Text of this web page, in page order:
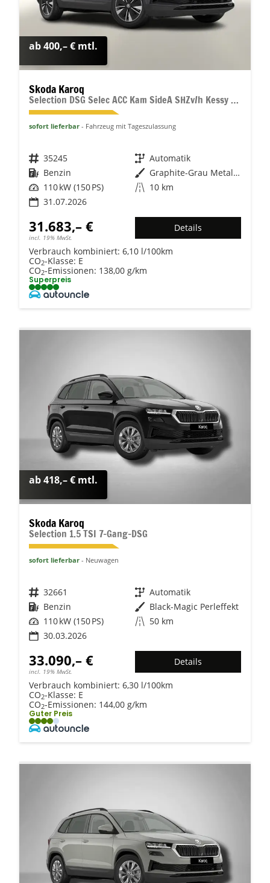
ab 400,– € mtl.
Skoda Karoq
Selection DSG Selec ACC Kam SideA SHZv/h Kessy SunS
sofort lieferbar Fahrzeug mit Tageszulassung
Fahrzeugnr. 35245 Getriebe Automatik
Kraftstoff Benzin Außenfarbe
Graphite-Grau Metallic
Leistung 110 kW (150 PS) Kilometerstand 10 km
31.07.2026
31.683,– €
incl. 19% MwSt.
Details
Verbrauch kombiniert: 6,10 l/100km
CO2-Klasse: E
CO2-Emissionen: 138,00 g/km
Superpreis
ab 418,– € mtl.
Skoda Karoq
Selection 1.5 TSI 7-Gang-DSG
sofort lieferbar Neuwagen
Fahrzeugnr. 32661 Getriebe Automatik
Kraftstoff Benzin Außenfarbe Black-Magic Perleffekt
Leistung 110 kW (150 PS) Kilometerstand 50 km
30.03.2026
33.090,– €
incl. 19% MwSt.
Details
Verbrauch kombiniert: 6,30 l/100km
CO2-Klasse: E
CO2-Emissionen: 144,00 g/km
Guter Preis